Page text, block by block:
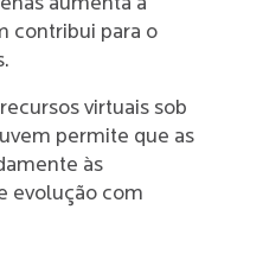
contribui para o
virtuais sob
permite que as
às
evolução com